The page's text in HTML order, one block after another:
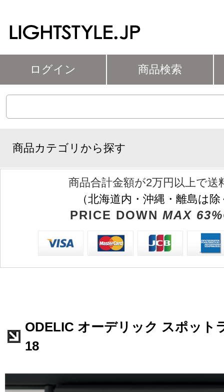
ログイン 商品検索
商品カテゴリから探す
商品合計金額が2万円以上で送
（北海道内・沖縄・離島は
PRICE DOWN MAX
ODELIC オーデリック スポット
18